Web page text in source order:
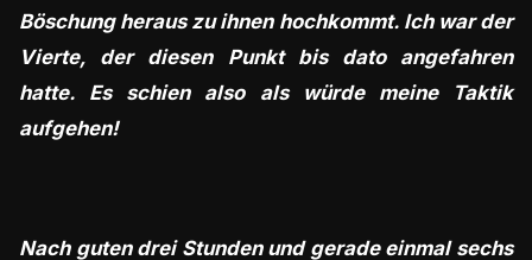
Böschung heraus zu ihnen hochkommt. Ich war der
Vierte, der diesen Punkt bis dato angefahren
hatte. Es schien also als würde meine Taktik
aufgehen!
Nach guten drei Stunden und gerade einmal sechs